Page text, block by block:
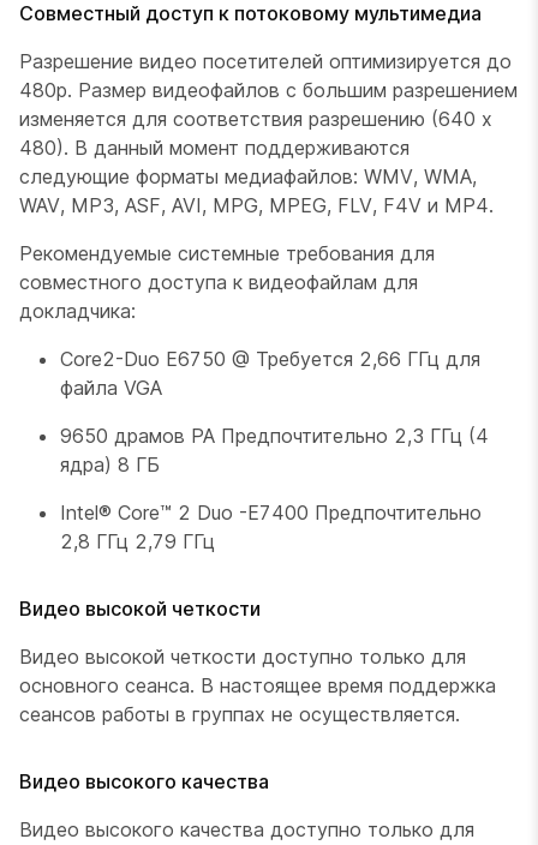
Совместный доступ к потоковому мультимедиа
Разрешение видео посетителей оптимизируется до
480p. Размер видеофайлов с большим разрешением
изменяется для соответствия разрешению (640 х
480). В данный момент поддерживаются
следующие форматы медиафайлов: WMV, WMA,
WAV, MP3, ASF, AVI, MPG, MPEG, FLV, F4V и MP4.
Рекомендуемые системные требования для
совместного доступа к видеофайлам для
докладчика:
Core2-Duo E6750 @ Требуется 2,66 ГГц для
файла VGA
9650 драмов РА Предпочтительно 2,3 ГГц (4
ядра) 8 ГБ
Intel® Core™ 2 Duo -E7400 Предпочтительно
2,8 ГГц 2,79 ГГц
Видео высокой четкости
Видео высокой четкости доступно только для
основного сеанса. В настоящее время поддержка
сеансов работы в группах не осуществляется.
Видео высокого качества
Видео высокого качества доступно только для